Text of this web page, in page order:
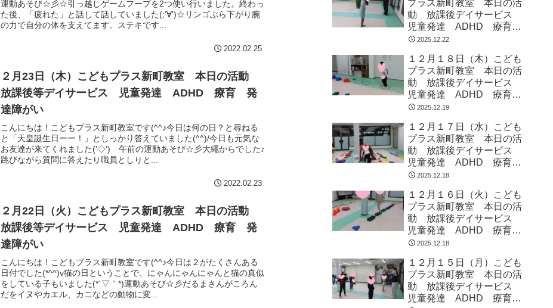
運動あそび☆彡☆引っ越しゲームフープを2つ使い行いました。終わっ
た後、「疲れた」と話して話していました(;'∀')☆リンゴぶら下がり腕
の力で自分の体を支えてます。ステキです...
2022.02.25
２月23日（木）こどもプラス新町教室 本日の活動
放課後等デイサービス 児童発達 ADHD 療育 発
達障がい
こんにちは！こどもプラス新町教室です(^^♪今日は何の日？と尋ねる
と「天皇誕生日ーー！」としっかり答えていました(^^)/今日も元気な
お友達が来てくれました('◇')ゞ午前の運動あそび☆彡大繩からでした♪
跳びながら質問に答えたり職員としりと...
2022.02.23
２月22日（火）こどもプラス新町教室 本日の活動
放課後等デイサービス 児童発達 ADHD 療育 発
達障がい
こんにちは！こどもプラス新町教室です(^^♪今日は２がたくさんある
日付でした(*^^)v猫の日ということで、にゃんにゃんにゃんと猫の真似
をしている子もいました(*´▽｀*)運動あそび☆彡だるまさんがころん
だをイヌやカエル、カニなどの動物に変...
プラス新町教室 本日の活
動 放課後デイサービス
児童発達 ADHD 療育
発達障がい
2025.12.22
１２月１８日（木）こども
プラス新町教室 本日の活
動 放課後デイサービス
児童発達 ADHD 療育
発達障がい
2025.12.19
１２月１７日（水）こども
プラス新町教室 本日の活
動 放課後デイサービス
児童発達 ADHD 療育
発達障がい
2025.12.18
１２月１６日（火）こども
プラス新町教室 本日の活
動 放課後デイサービス
児童発達 ADHD 療育
発達障がい
2025.12.18
１２月１５日（月）こども
プラス新町教室 本日の活
動 放課後デイサービス
児童発達 ADHD 療育